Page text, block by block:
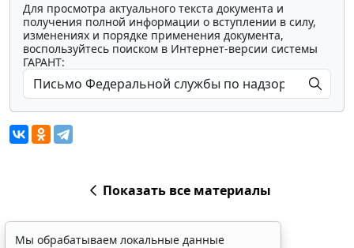
Для просмотра актуального текста документа и
получения полной информации о вступлении в силу,
изменениях и порядке применения документа,
воспользуйтесь поиском в Интернет-версии системы
ГАРАНТ:
Показать все материалы
Мы обрабатываем локальные данные